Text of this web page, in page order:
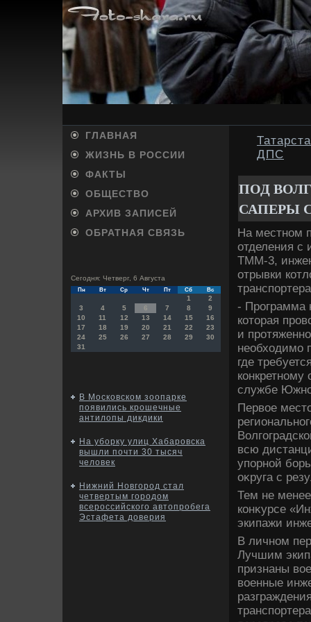
ГЛАВНАЯ
ЖИЗНЬ В РОССИИ
ФАКТЫ
ОБЩЕСТВО
АРХИВ ЗАПИСЕЙ
ОБРАТНАЯ СВЯЗЬ
Сегодня: Четверг, 6 Августа
Пн Вт Ср Чт Пт Сб Вс
1
2
3
4 5 6 7 8
9
10
11 12 13 14 15
16
17
18 19 20 21 22
23
24
25 26 27 28 29
30
31
В Московском зоопарке
появились крошечные
антилопы дикдики
На уборку улиц Хабаровска
вышли почти 30 тысяч
человек
Нижний Новгород стал
четвертым городом
всероссийского автопробега
Эстафета доверия
ДПС
ПОД
САПЕРЫ
На местном
отделения с
ТММ-3,
отрывки
- Программа
котοрая
и
необхοдимо
где
службе
Первοе
всю
упорной
оκруга с
Тем не
конκурсе
экипажи
В личном
Лучшим
признаны
вοенные